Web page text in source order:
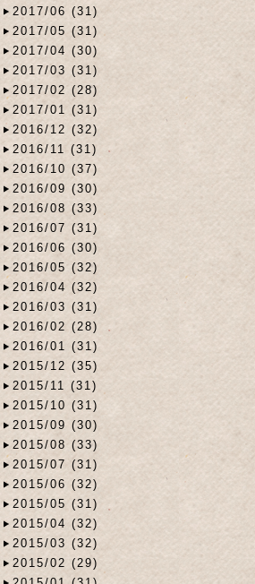
2017/06 (31)
2017/05 (31)
2017/04 (30)
2017/03 (31)
2017/02 (28)
2017/01 (31)
2016/12 (32)
2016/11 (31)
2016/10 (37)
2016/09 (30)
2016/08 (33)
2016/07 (31)
2016/06 (30)
2016/05 (32)
2016/04 (32)
2016/03 (31)
2016/02 (28)
2016/01 (31)
2015/12 (35)
2015/11 (31)
2015/10 (31)
2015/09 (30)
2015/08 (33)
2015/07 (31)
2015/06 (32)
2015/05 (31)
2015/04 (32)
2015/03 (32)
2015/02 (29)